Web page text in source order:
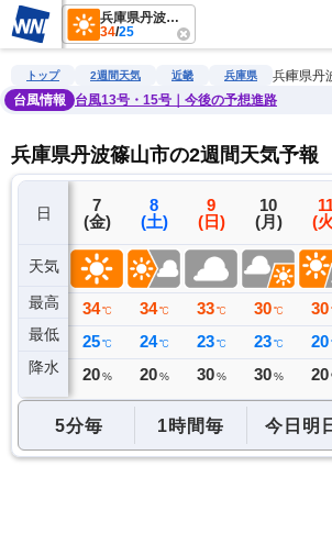
兵庫県丹波篠山市
34/25
雨雲レーダー 台風情報 地震情報 警報・
トップ 2週間天気 近畿 兵庫県
兵庫県丹
台風情報
台風13号・15号｜今後の予想進路
兵庫県丹波篠山市の2週間天気予報
日
天気
最高
最低
降水
6
(木)
35 ℃
23 ℃
0 ミリ
7
(金)
34 ℃
25 ℃
20 %
8
(土)
34 ℃
24 ℃
20 %
9
(日)
33 ℃
23 ℃
30 %
10
(月)
30 ℃
23 ℃
30 %
(
30
20
20
5分毎 1時間毎 今日明